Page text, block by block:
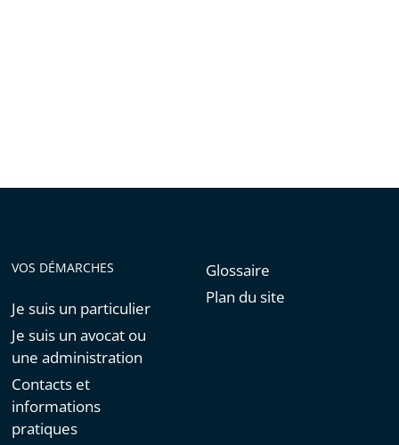
VOS DÉMARCHES
Je suis un particulier
Je suis un avocat ou
une administration
Contacts et
informations
pratiques
Glossaire
Plan du site